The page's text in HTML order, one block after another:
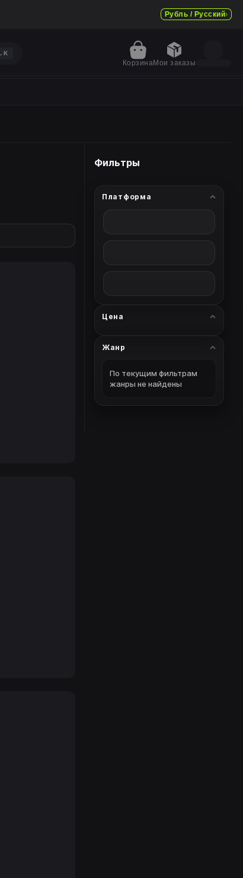
Рубль / Русский
K
КорзинаМои заказы
Фильтры
Платформа
Цена
Жанр
По текущим фильтрам
жанры не найдены